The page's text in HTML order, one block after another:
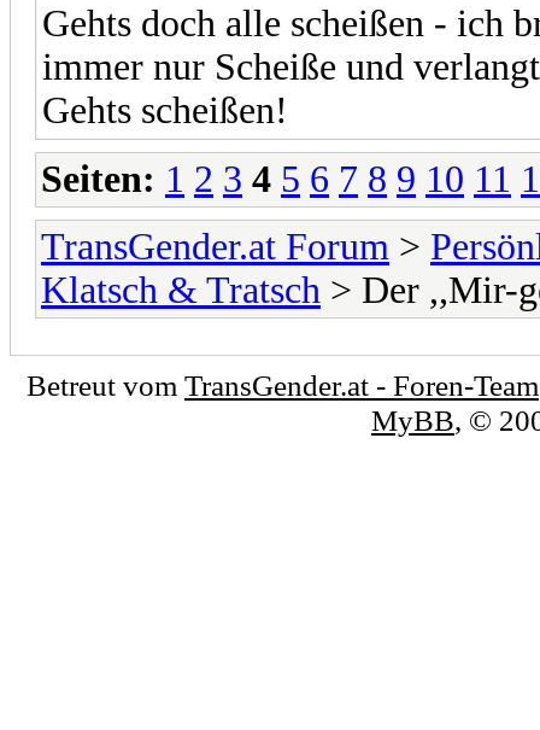
Gehts doch alle scheißen - ich
immer nur Scheiße und
Gehts scheißen!
Seiten: 1 2 3 4 5 6 7 8 9 10 11
TransGender.at Forum >
Klatsch & Tratsch > Der ,,Mir-
Betreut vom TransGender.at - Foren-Team
MyBB, ©